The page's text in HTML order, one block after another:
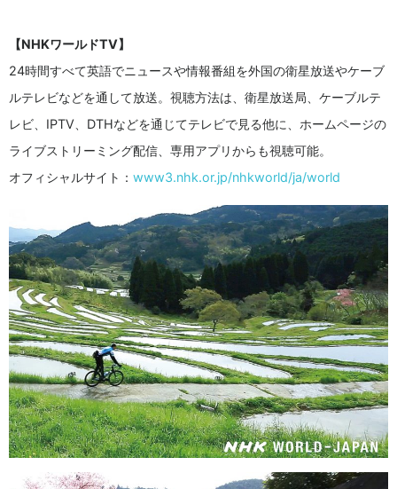
【NHKワールドTV】
24時間すべて英語でニュースや情報番組を外国の衛星放送やケーブ
ルテレビなどを通して放送。視聴方法は、衛星放送局、ケーブルテ
レビ、IPTV、DTHなどを通じてテレビで見る他に、ホームページの
ライブストリーミング配信、専用アプリからも視聴可能。
オフィシャルサイト： www3.nhk.or.jp/nhkworld/ja/world